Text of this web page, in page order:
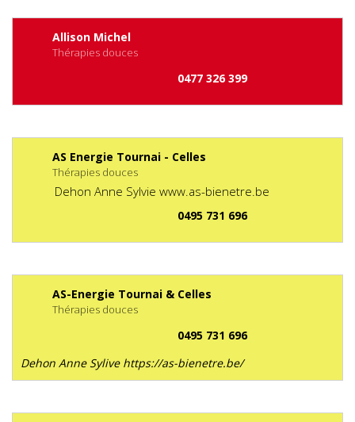
Allison Michel
Thérapies douces
0477 326 399
AS Energie Tournai - Celles
Thérapies douces
Dehon Anne Sylvie www.as-bienetre.be
0495 731 696
AS-Energie Tournai & Celles
Thérapies douces
0495 731 696
Dehon Anne Sylive https://as-bienetre.be/